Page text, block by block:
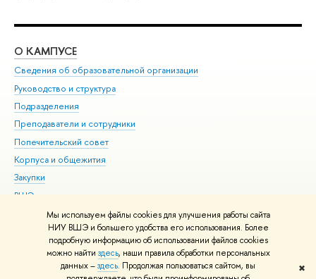
Мы используем файлы cookies для улучшения работы сайта
НИУ ВШЭ и большего удобства его использования. Более
подробную информацию об использовании файлов cookies
можно найти здесь, наши правила обработки персональных
данных –здесь. Продолжая пользоваться сайтом, вы
✖
О КАМПУСЕ
Сведения об образовательной организации
Руководство и структура
Подразделения
Преподаватели и сотрудники
Попечительский совет
Корпуса и общежития
Закупки
ВШЭ для студентов с ограниченными возможностями
здоровья и инвалидностью
Версия для слабовидящих
Единая платежная страница